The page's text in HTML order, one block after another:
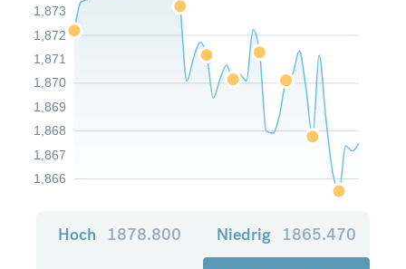
1,866
1,867
1,868
1,869
1,870
1,871
1,872
1,873
Hoch 1878.800 Niedrig 1865.470